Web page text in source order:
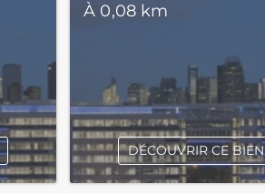
À 0,08 km
DÉCOUVRIR CE BIEN